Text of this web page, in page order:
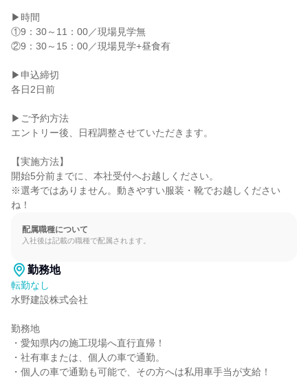
▶時間
①9：30～11：00／現場見学無
②9：30～15：00／現場見学+昼食有
▶申込締切
各日2日前
▶ご予約方法
エントリー後、日程調整させていただきます。
【実施方法】
開始5分前までに、本社受付へお越しください。
※選考ではありません。動きやすい服装・靴でお越しください
ね！
配属職種について
入社後は記載の職種で配属されます。
勤務地
転勤なし
水野建設株式会社
勤務地
・愛知県内の施工現場へ直行直帰！
・社有車または、個人の車で通勤。
・個人の車で通勤も可能で、その方へは私用車手当が支給！